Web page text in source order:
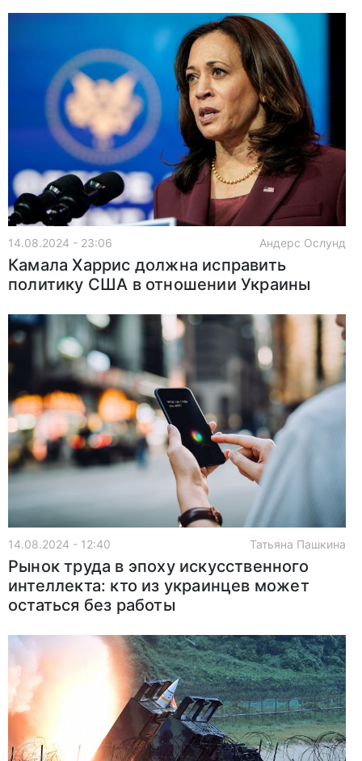
14.08.2024 - 23:06 Андерс Ослунд
Камала Харрис должна исправить
политику США в отношении Украины
14.08.2024 - 12:40 Татьяна Пашкина
Рынок труда в эпоху искусственного
интеллекта: кто из украинцев может
остаться без работы